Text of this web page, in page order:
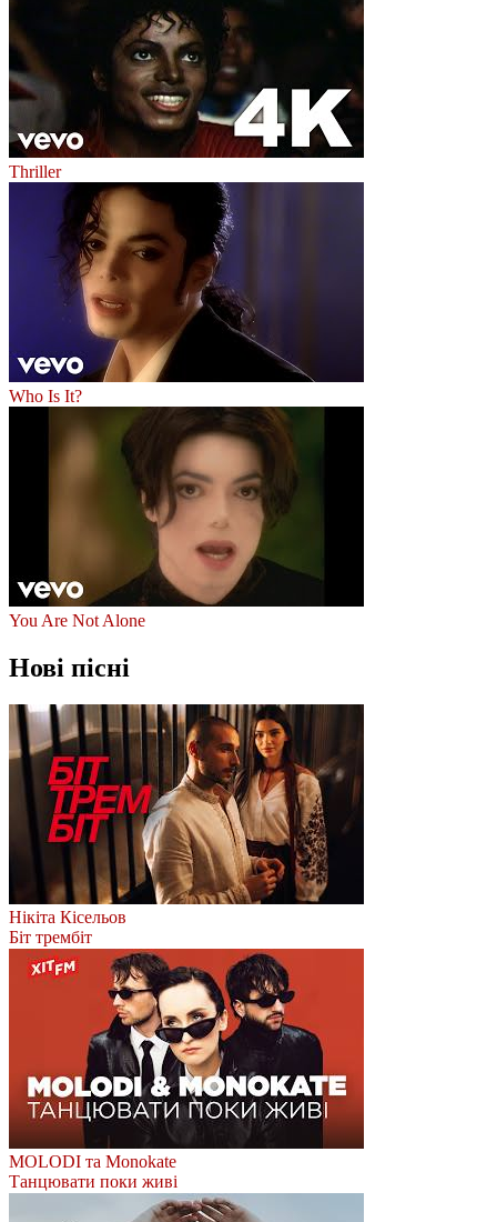
Thriller
Who Is It?
You Are Not Alone
Нові пісні
Нікіта Кісельов
Біт трембіт
MOLODI та Monokate
Танцювати поки живі